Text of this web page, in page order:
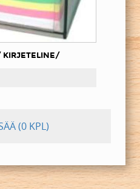
KIRJETELINE/
(0 KPL)